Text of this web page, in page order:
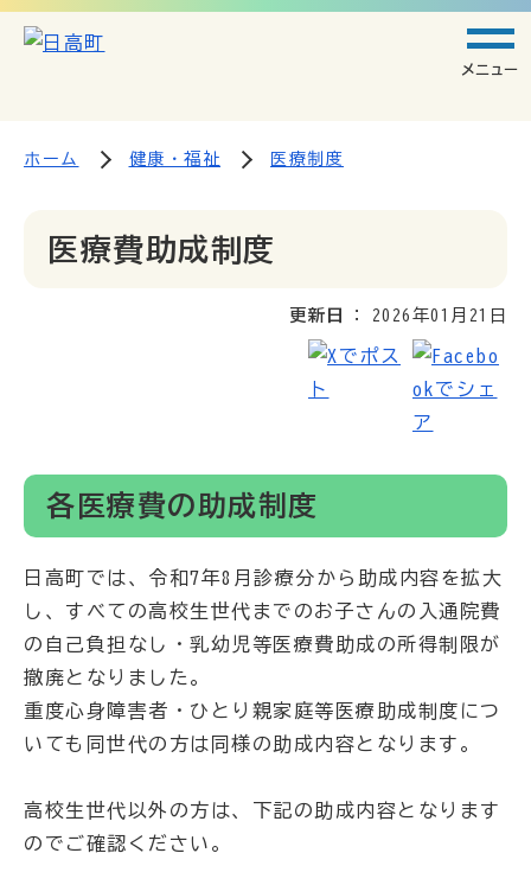
メニュー
ホーム 健康・福祉 医療制度
医療費助成制度
更新日 2026年01月21日
各医療費の助成制度
日高町では、令和7年8月診療分から助成内容を拡大
し、すべての高校生世代までのお子さんの入通院費
の自己負担なし・乳幼児等医療費助成の所得制限が
撤廃となりました。
重度心身障害者・ひとり親家庭等医療助成制度につ
いても同世代の方は同様の助成内容となります。
高校生世代以外の方は、下記の助成内容となります
のでご確認ください。